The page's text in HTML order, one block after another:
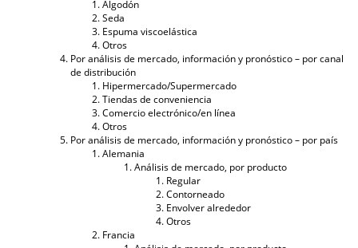
Algodón
Seda
Espuma viscoelástica
Otros
Por análisis de mercado, información y pronóstico – por canal
de distribución
Hipermercado/Supermercado
Tiendas de conveniencia
Comercio electrónico/en línea
Otros
Por análisis de mercado, información y pronóstico – por país
Alemania
Análisis de mercado, por producto
Regular
Contorneado
Envolver alrededor
Otros
Francia